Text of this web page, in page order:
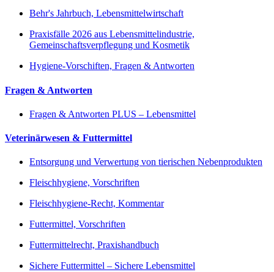
Behr's Jahrbuch, Lebensmittelwirtschaft
Praxisfälle 2026 aus Lebensmittelindustrie,
Gemeinschaftsverpflegung und Kosmetik
Hygiene-Vorschiften, Fragen & Antworten
Fragen & Antworten
Fragen & Antworten PLUS – Lebensmittel
Veterinärwesen & Futtermittel
Entsorgung und Verwertung von tierischen Nebenprodukten
Fleischhygiene, Vorschriften
Fleischhygiene-Recht, Kommentar
Futtermittel, Vorschriften
Futtermittelrecht, Praxishandbuch
Sichere Futtermittel – Sichere Lebensmittel